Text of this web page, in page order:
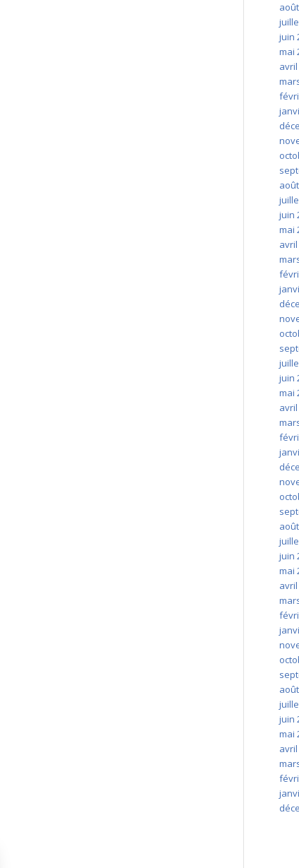
juin
mai
avril
juin
mai
avril
juin
mai
avril
juin
mai
avril
juin
mai
avril